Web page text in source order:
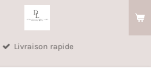
Livraison rapide